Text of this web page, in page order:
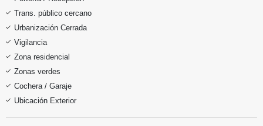
Trans. público cercano
Urbanización Cerrada
Vigilancia
Zona residencial
Zonas verdes
Cochera / Garaje
Ubicación Exterior